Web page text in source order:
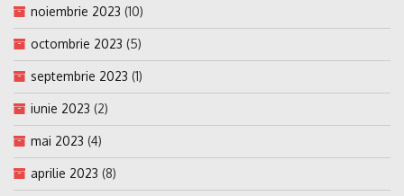
noiembrie 2023 (10)
octombrie 2023 (5)
septembrie 2023 (1)
iunie 2023 (2)
mai 2023 (4)
aprilie 2023 (8)